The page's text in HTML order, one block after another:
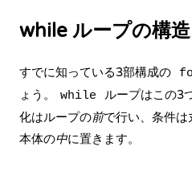
while ループの構造
すでに知っている3部構成の
ょう。
while
ループはこの3
化はループの前で行い、条件は
本体の中に置きます。